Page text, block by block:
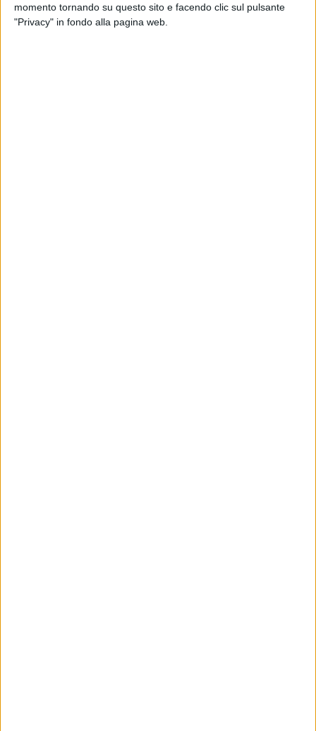
momento tornando su questo sito e facendo clic sul pulsante
"Privacy" in fondo alla pagina web.
«Ancora una volta ricordiamo l'impegno delle associazioni
per tutelare i diritti di tutte e tutti e prevenire la violenza